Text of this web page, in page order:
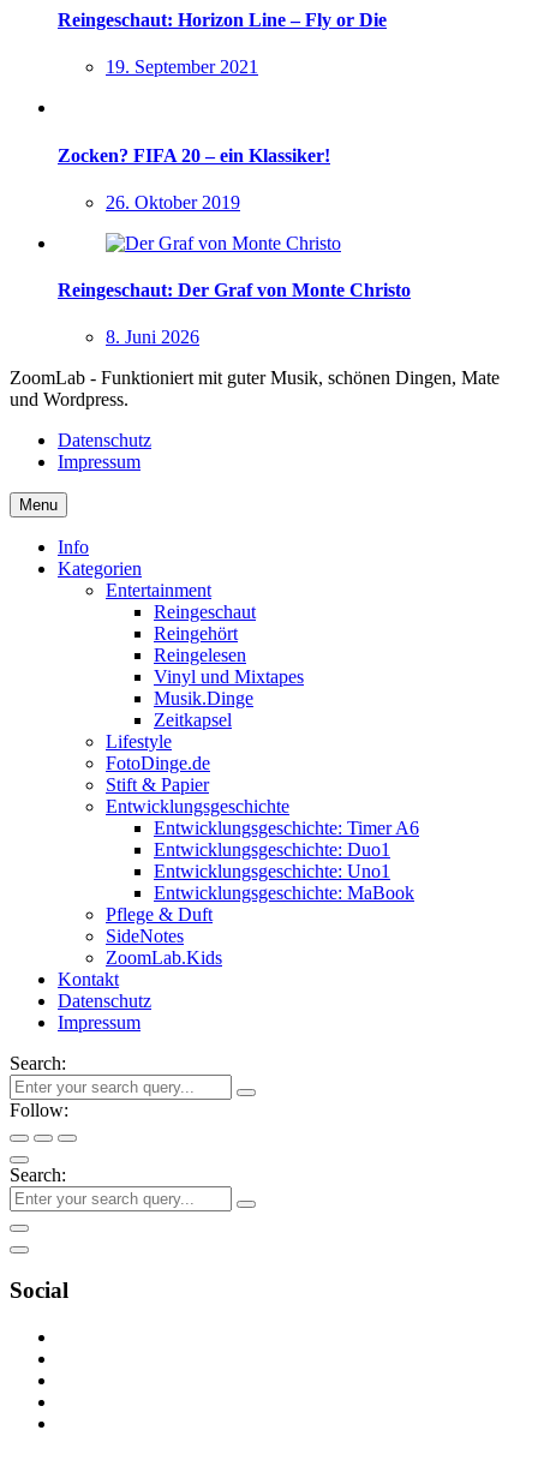
Reingeschaut: Horizon Line – Fly or Die
19. September 2021
Zocken? FIFA 20 – ein Klassiker!
26. Oktober 2019
Reingeschaut: Der Graf von Monte Christo
8. Juni 2026
ZoomLab - Funktioniert mit guter Musik, schönen Dingen, Mate
und Wordpress.
Datenschutz
Impressum
Menu
Info
Kategorien
Entertainment
Reingeschaut
Reingehört
Reingelesen
Vinyl und Mixtapes
Musik.Dinge
Zeitkapsel
Lifestyle
FotoDinge.de
Stift & Papier
Entwicklungsgeschichte
Entwicklungsgeschichte: Timer A6
Entwicklungsgeschichte: Duo1
Entwicklungsgeschichte: Uno1
Entwicklungsgeschichte: MaBook
Pflege & Duft
SideNotes
ZoomLab.Kids
Kontakt
Datenschutz
Impressum
Search:
Follow:
Search:
Social